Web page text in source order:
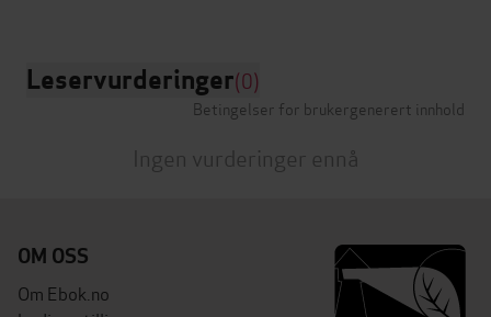
Leservurderinger(0)
Betingelser for brukergenerert innhold
Ingen vurderinger ennå
OM OSS
Om Ebok.no